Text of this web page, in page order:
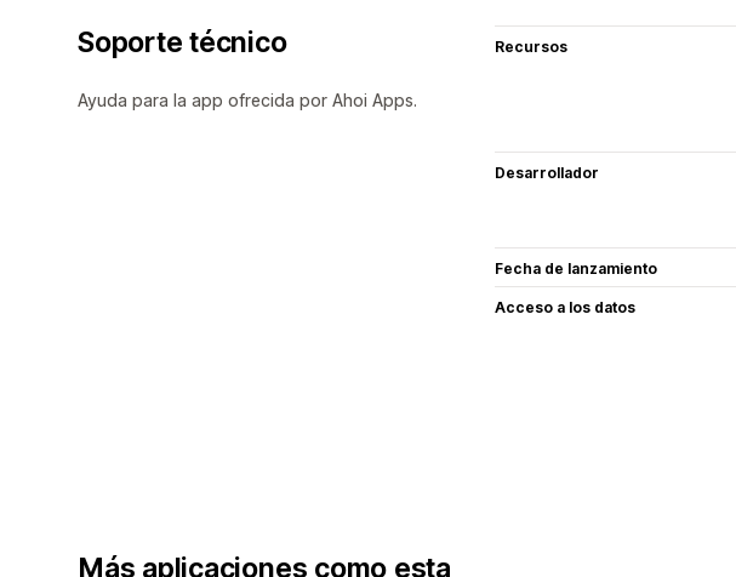
Soporte técnico
Ayuda para la app ofrecida por Ahoi Apps.
Recursos
Desarrollador
Fecha de lanzamiento
Acceso a los datos
Más aplicaciones como esta